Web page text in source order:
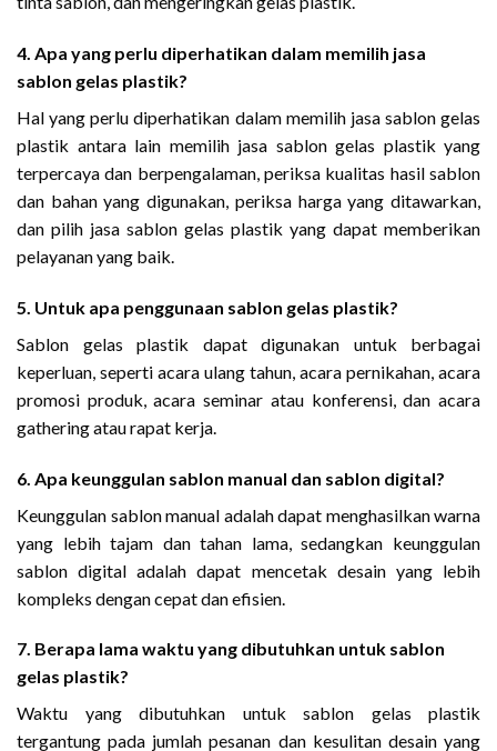
4. Apa yang perlu diperhatikan dalam memilih jasa
sablon gelas plastik?
Hal yang perlu diperhatikan dalam memilih jasa sablon gelas
plastik antara lain memilih jasa sablon gelas plastik yang
terpercaya dan berpengalaman, periksa kualitas hasil sablon
dan bahan yang digunakan, periksa harga yang ditawarkan,
dan pilih jasa sablon gelas plastik yang dapat memberikan
pelayanan yang baik.
5. Untuk apa penggunaan sablon gelas plastik?
Sablon gelas plastik dapat digunakan untuk berbagai
keperluan, seperti acara ulang tahun, acara pernikahan, acara
promosi produk, acara seminar atau konferensi, dan acara
gathering atau rapat kerja.
6. Apa keunggulan sablon manual dan sablon digital?
Keunggulan sablon manual adalah dapat menghasilkan warna
yang lebih tajam dan tahan lama, sedangkan keunggulan
sablon digital adalah dapat mencetak desain yang lebih
kompleks dengan cepat dan efisien.
7. Berapa lama waktu yang dibutuhkan untuk sablon
gelas plastik?
Waktu yang dibutuhkan untuk sablon gelas plastik
tergantung pada jumlah pesanan dan kesulitan desain yang